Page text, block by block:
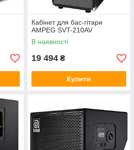
Кабінет для бас-гітари
AMPEG SVT-210AV
В наявності
19 494 ₴
Купити